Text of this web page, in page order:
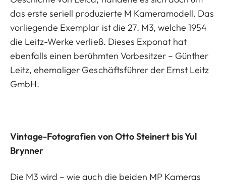
das erste seriell produzierte M Kameramodell. Das
vorliegende Exemplar ist die 27. M3, welche 1954
die Leitz-Werke verließ. Dieses Exponat hat
ebenfalls einen berühmten Vorbesitzer – Günther
Leitz, ehemaliger Geschäftsführer der Ernst Leitz
GmbH.
Vintage-Fotografien von Otto Steinert bis Yul
Brynner
Die M3 wird – wie auch die beiden MP Kameras